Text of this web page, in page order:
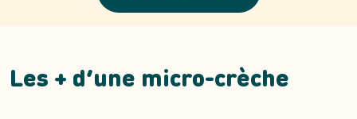
Les + d’une micro-crèche